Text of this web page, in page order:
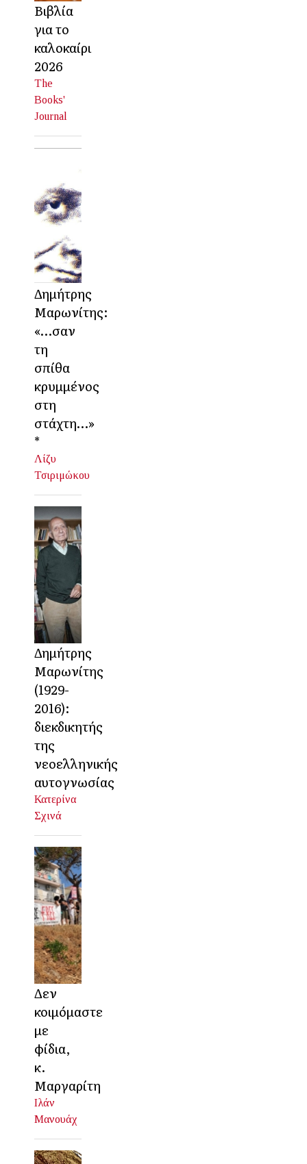
Βιβλία
για το
καλοκαίρι
2026
The
Books'
Journal
Δημήτρης
Μαρωνίτης:
«…σαν
τη
σπίθα
κρυμμένος
στη
στάχτη…»
*
Λίζυ
Τσιριμώκου
Δημήτρης
Μαρωνίτης
(1929-
2016):
διεκδικητής
της
νεοελληνικής
αυτογνωσίας
Κατερίνα
Σχινά
Δεν
κοιμόμαστε
με
φίδια,
κ.
Μαργαρίτη
Ιλάν
Μανουάχ